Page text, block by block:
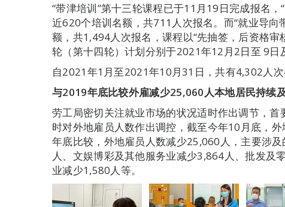
“带津培训”第十三轮课程已于11月19日完成报名
近620个培训名额，共711人次报名。而“就业导向
额，共1,494人次报名，课程以“先抽签，后资格审
轮（第十四轮）计划分别于2021年12月2日至 9日
自2021年1月至2021年10月31日，共有4,302人次
与2019年底比较外雇减少25,060人本地居民持续
劳工局密切关注就业市场的状况适时作出调节，
时对外地雇员人数作出调控，截至今年10月底，
年底比较，外地雇员人数减少25,060人，主要涉
人、文娱博彩及其他服务业减少3,864人、批发及
业减少1,580人等。